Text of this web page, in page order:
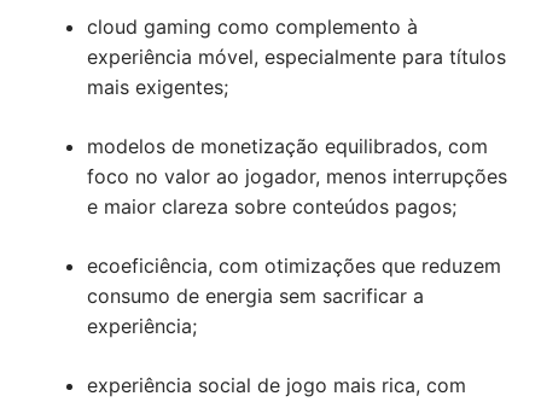
cloud gaming como complemento à
experiência móvel, especialmente para títulos
mais exigentes;
modelos de monetização equilibrados, com
foco no valor ao jogador, menos interrupções
e maior clareza sobre conteúdos pagos;
ecoeficiência, com otimizações que reduzem
consumo de energia sem sacrificar a
experiência;
experiência social de jogo mais rica, com